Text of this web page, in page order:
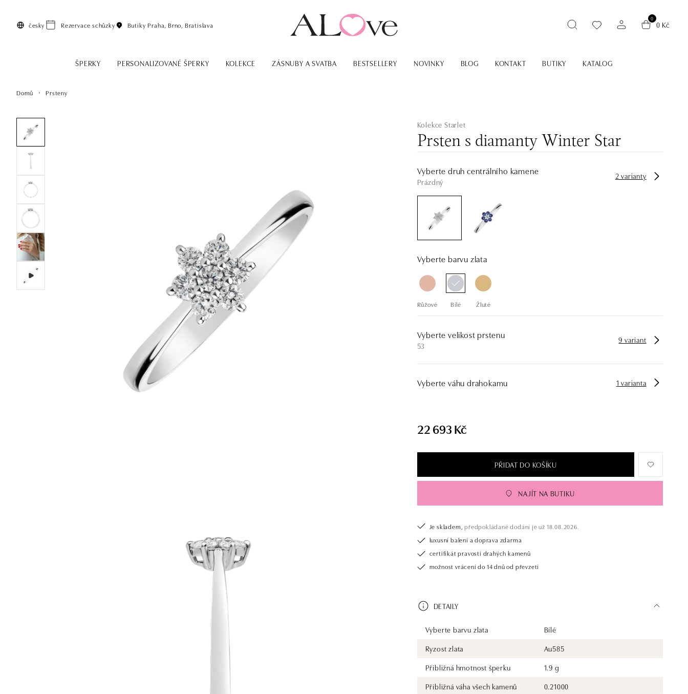
česky Rezervace schůzky Butiky Praha, Brno, Bratislava
0
0 Kč
ŠPERKY PERSONALIZOVANÉ ŠPERKY KOLEKCE ZÁSNUBY A SVATBA BESTSELLERY NOVINKY BLOG KONTAKT BUTIKY KATALOG
Domů Prsteny
Kolekce Starlet
Prsten s diamanty Winter Star
Vyberte druh centrálního kamene
Prázdný
2 varianty
Vyberte barvu zlata
Růžové Bílé Žluté
Vyberte velikost prstenu
53
9 variant
Vyberte váhu drahokamu 1 varianta
22 693 Kč
PŘIDAT DO KOŠÍKU
NAJÍT NA BUTIKU
Je skladem, předpokládané dodání je už 18.08.2026.
luxusní balení a doprava zdarma
certifikát pravosti drahých kamenů
možnost vrácení do 14 dnů od převzetí
DETAILY
Vyberte barvu zlata
Bílé
Ryzost zlata
Au585
Přibližná hmotnost šperku
1.9 g
Přibližná váha všech kamenů
0.21000